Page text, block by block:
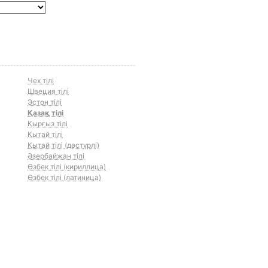
Чех тілі
Швеция тілі
Эстон тілі
Қазақ тілі
Қырғыз тілі
Қытай тілі
Қытай тілі (дәстүрлі)
Әзербайжан тілі
Өзбек тілі (кириллица)
Өзбек тілі (латиница)